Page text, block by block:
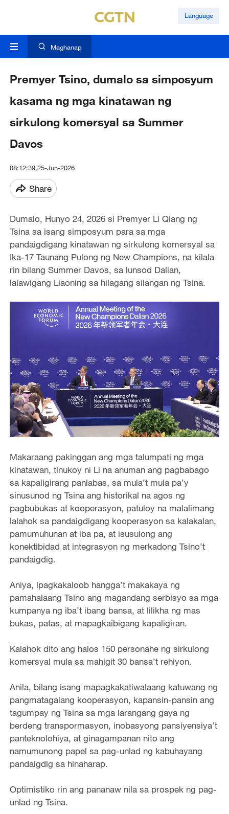
Language
Maghanap
Premyer Tsino, dumalo sa simposyum
kasama ng mga kinatawan ng
sirkulong komersyal sa Summer
Davos
08:12:39,25-Jun-2026
Share
Dumalo, Hunyo 24, 2026 si Premyer Li Qiang ng
Tsina sa isang simposyum para sa mga
pandaigdigang kinatawan ng sirkulong komersyal sa
Ika-17 Taunang Pulong ng New Champions, na kilala
rin bilang Summer Davos, sa lunsod Dalian,
lalawigang Liaoning sa hilagang silangan ng Tsina.
Makaraang pakinggan ang mga talumpati ng mga
kinatawan, tinukoy ni Li na anuman ang pagbabago
sa kapaligirang panlabas, sa mula’t mula pa’y
sinusunod ng Tsina ang historikal na agos ng
pagbubukas at kooperasyon, patuloy na malalimang
lalahok sa pandaigdigang kooperasyon sa kalakalan,
pamumuhunan at iba pa, at isusulong ang
konektibidad at integrasyon ng merkadong Tsino’t
pandaigdig.
Aniya, ipagkakaloob hangga’t makakaya ng
pamahalaang Tsino ang magandang serbisyo sa mga
kumpanya ng iba’t ibang bansa, at lilikha ng mas
bukas, patas, at mapagkaibigang kapaligiran.
Kalahok dito ang halos 150 personahe ng sirkulong
komersyal mula sa mahigit 30 bansa’t rehiyon.
Anila, bilang isang mapagkakatiwalaang katuwang ng
pangmatagalang kooperasyon, kapansin-pansin ang
tagumpay ng Tsina sa mga larangang gaya ng
berdeng transpormasyon, inobasyong pansiyensiya’t
panteknolohiya, at ginagampanan nito ang
namumunong papel sa pag-unlad ng kabuhayang
pandaigdig sa hinaharap.
Optimistiko rin ang pananaw nila sa prospek ng pag-
unlad ng Tsina.